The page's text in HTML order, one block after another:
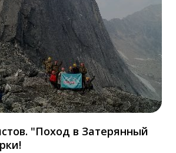
"Поход в Затерянный